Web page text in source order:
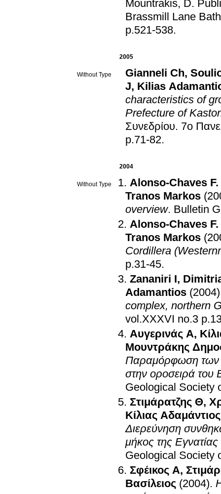
Mountrakis, D.
Brassmill Lane
p.521-538.
2005
Without Type Gianneli Ch,
J, Kilias
characteristics of
Prefecture of
Συνεδρίου. 7ο
p.71-82.
2004
Without Type
Alonso-Chaves F.
Tranos Markos
overview. Bulletin
Alonso-Chaves F.
Tranos Markos
Cordillera
p.31-45.
Zananiri I,
Adamantios (2004)
complex, northern
Αυγερινάς Α,
Μουντράκης
Παραμόρφωση των
στην οροσειρά
Geological Society
Στιμάρατζης Θ,
Κίλιας Αδαμάντιος
Διερεύνηση
μήκος της
Geological Society
Σφέικος Α,
Βασίλειος (2004).